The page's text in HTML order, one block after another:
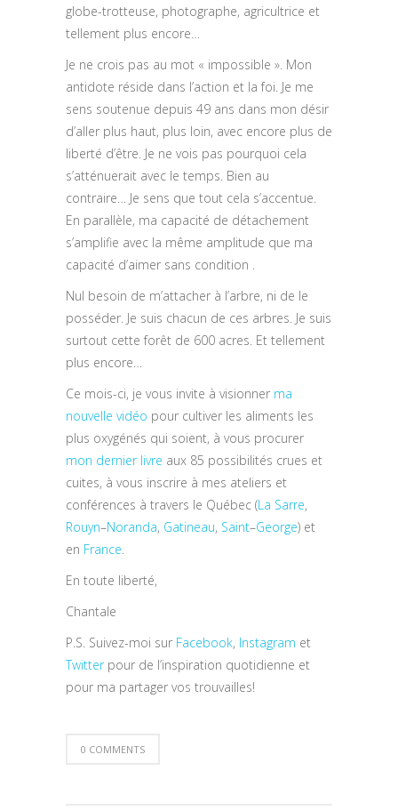
globe-trotteuse, photographe, agricultrice et
tellement plus encore…
Je ne crois pas au mot « impossible ». Mon
antidote réside dans l’action et la foi. Je me
sens soutenue depuis 49 ans dans mon désir
d’aller plus haut, plus loin, avec encore plus de
liberté d’être. Je ne vois pas pourquoi cela
s’atténuerait avec le temps. Bien au
contraire… Je sens que tout cela s’accentue.
En parallèle, ma capacité de détachement
s’amplifie avec la même amplitude que ma
capacité d’aimer sans condition .
Nul besoin de m’attacher à l’arbre, ni de le
posséder. Je suis chacun de ces arbres. Je suis
surtout cette forêt de 600 acres. Et tellement
plus encore…
Ce mois-ci, je vous invite à visionner ma
nouvelle vidéo pour cultiver les aliments les
plus oxygénés qui soient, à vous procurer
mon dernier livre aux 85 possibilités crues et
cuites, à vous inscrire à mes ateliers et
conférences à travers le Québec (La Sarre,
Rouyn–Noranda, Gatineau, Saint–George) et
en France.
En toute liberté,
Chantale
P.S. Suivez-moi sur Facebook, Instagram et
Twitterpour de l’inspiration quotidienne et
pour ma partager vos trouvailles!
0 COMMENTS